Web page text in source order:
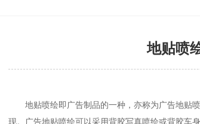
地贴喷
地贴喷绘即广告制品的一种，亦称为广告地贴喷
现。广告地贴喷绘可以采用背胶写真喷绘或背胶车